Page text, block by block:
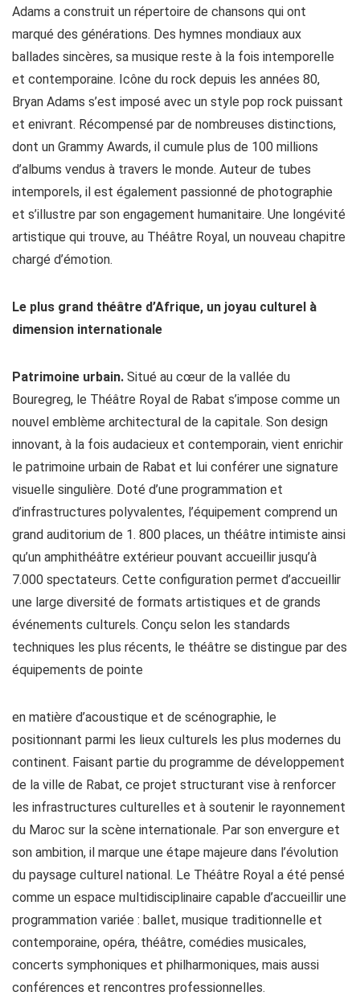
Adams a construit un répertoire de chansons qui ont
marqué des générations. Des hymnes mondiaux aux
ballades sincères, sa musique reste à la fois intemporelle
et contemporaine. Icône du rock depuis les années 80,
Bryan Adams s’est imposé avec un style pop rock puissant
et enivrant. Récompensé par de nombreuses distinctions,
dont un Grammy Awards, il cumule plus de 100 millions
d’albums vendus à travers le monde. Auteur de tubes
intemporels, il est également passionné de photographie
et s’illustre par son engagement humanitaire. Une longévité
artistique qui trouve, au Théâtre Royal, un nouveau chapitre
chargé d’émotion.
Le plus grand théâtre d’Afrique, un joyau culturel à
dimension internationale
Patrimoine urbain. Situé au cœur de la vallée du
Bouregreg, le Théâtre Royal de Rabat s’impose comme un
nouvel emblème architectural de la capitale. Son design
innovant, à la fois audacieux et contemporain, vient enrichir
le patrimoine urbain de Rabat et lui conférer une signature
visuelle singulière. Doté d’une programmation et
d’infrastructures polyvalentes, l’équipement comprend un
grand auditorium de 1. 800 places, un théâtre intimiste ainsi
qu’un amphithéâtre extérieur pouvant accueillir jusqu’à
7.000 spectateurs. Cette configuration permet d’accueillir
une large diversité de formats artistiques et de grands
événements culturels. Conçu selon les standards
techniques les plus récents, le théâtre se distingue par des
équipements de pointe
en matière d’acoustique et de scénographie, le
positionnant parmi les lieux culturels les plus modernes du
continent. Faisant partie du programme de développement
de la ville de Rabat, ce projet structurant vise à renforcer
les infrastructures culturelles et à soutenir le rayonnement
du Maroc sur la scène internationale. Par son envergure et
son ambition, il marque une étape majeure dans l’évolution
du paysage culturel national. Le Théâtre Royal a été pensé
comme un espace multidisciplinaire capable d’accueillir une
programmation variée : ballet, musique traditionnelle et
contemporaine, opéra, théâtre, comédies musicales,
concerts symphoniques et philharmoniques, mais aussi
conférences et rencontres professionnelles.